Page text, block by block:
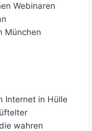
Webinaren
München
Internet in Hülle
wahren